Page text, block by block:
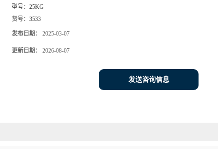
型号： 25KG
货号： 3533
发布日期： 2025-03-07
更新日期： 2026-08-07
发送咨询信息